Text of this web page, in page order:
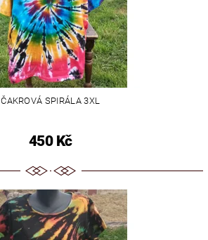
ČAKROVÁ SPIRÁLA 3XL
450 Kč